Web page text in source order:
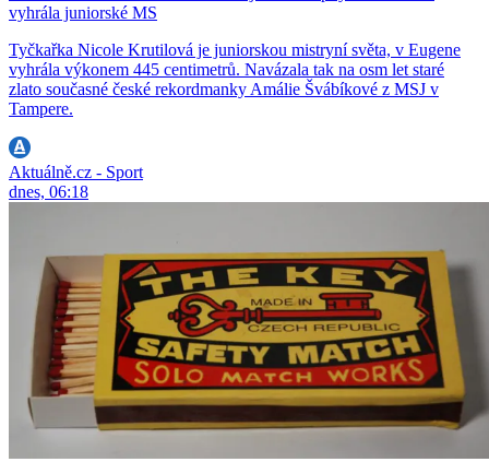
vyhrála juniorské MS
Tyčkařka Nicole Krutilová je juniorskou mistryní světa, v Eugene
vyhrála výkonem 445 centimetrů. Navázala tak na osm let staré
zlato současné české rekordmanky Amálie Švábíkové z MSJ v
Tampere.
Aktuálně.cz - Sport
dnes, 06:18